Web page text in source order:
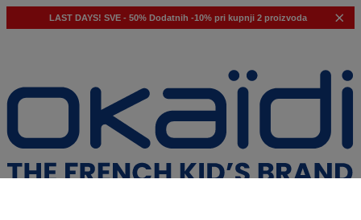
LAST DAYS! SVE - 50% Dodatnih -10% pri kupnji 2 proizvoda